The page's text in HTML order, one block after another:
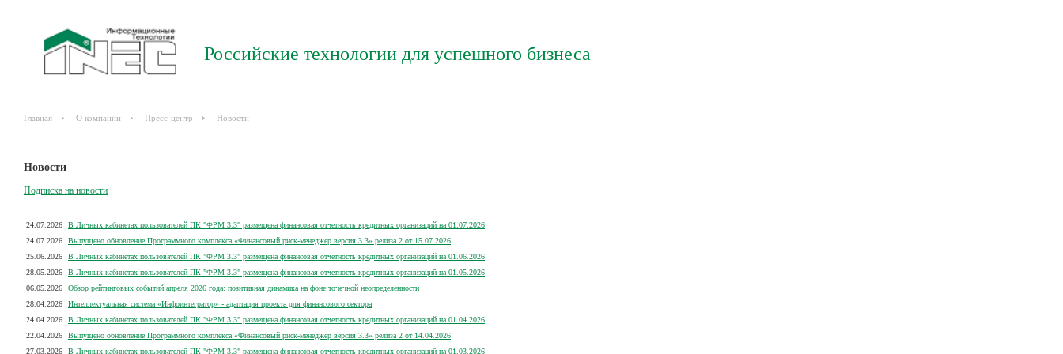
Российские технологии для успешного бизнеса
Главная О компании Пресс-центр Новости
Новости
Подписка на новости
24.07.2026
В Личных кабинетах пользователей ПК "ФРМ 3.3" размещена финансовая отчетность кредитных организаций на 01.07.2026
24.07.2026
Выпущено обновление Программного комплекса «Финансовый риск-менеджер версия 3.3» релиза 2 от 15.07.2026
25.06.2026
В Личных кабинетах пользователей ПК "ФРМ 3.3" размещена финансовая отчетность кредитных организаций на 01.06.2026
28.05.2026
В Личных кабинетах пользователей ПК "ФРМ 3.3" размещена финансовая отчетность кредитных организаций на 01.05.2026
06.05.2026
Обзор рейтинговых событий апреля 2026 года: позитивная динамика на фоне точечной неопределенности
28.04.2026
Интеллектуальная система «Инфоинтегратор» - адаптация проекта для финансового сектора
24.04.2026
В Личных кабинетах пользователей ПК "ФРМ 3.3" размещена финансовая отчетность кредитных организаций на 01.04.2026
22.04.2026
Выпущено обновление Программного комплекса «Финансовый риск-менеджер версия 3.3» релиза 2 от 14.04.2026
27.03.2026
В Личных кабинетах пользователей ПК "ФРМ 3.3" размещена финансовая отчетность кредитных организаций на 01.03.2026